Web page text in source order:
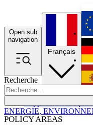
Open sub
navigation
Recherche
POLICY AREAS
Français
ENERGIE,